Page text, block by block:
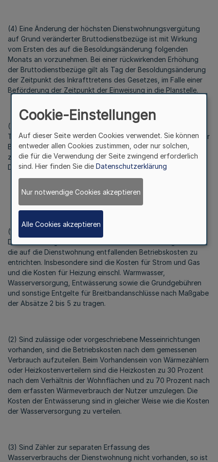
(4) Eine Änderung der höchsten Dienstwohnungsvergütung
auf Grund veränderter Bruttodienstbezüge ist mit Wirkung
vom Ersten des auf die Besoldungsänderung folgenden
Monats an vorzunehmen. Bei einer rückwirkenden Erhöhung
der Bruttodienstbezüge gilt als Tag der Besoldungsänderung
der Zeitpunkt des Inkrafttretens des Gesetzes, im Falle einer
Beförderung der Zeitpunkt der Einweisung in die Planstelle.
(5) Bei einer Herabsetzung der Bruttodienstbezüge wegen
Teilzeitarbeit, Elternzeit, Altersteilzeit oder Unterbrechung der
Bezügezahlung sind die bei einer Vollbeschäftigung
zustehenden Bezüge der Berechnung der höchsten
Dienstwohnungsvergütung zugrunde zu legen.
Betriebskosten
(1) Neben der Dienstwohnungsvergütung sind von der
Dienstwohnungsinhaberin oder dem Dienstwohnungsinhaber
die auf die Dienstwohnung entfallenden Betriebskosten zu
entrichten. Insbesondere sind die Kosten für Strom und Gas
und die Kosten für Heizung einschl. Warmwasser,
Wasserversorgung, Entwässerung sowie die Grundgebühren
und sonstige Entgelte für Breitbandanschlüsse nach Maßgabe
der Absätze 2 bis 5 zu tragen.
(2) Sind zulässige oder vorgeschriebene Messeinrichtungen
vorhanden, sind die Betriebskosten nach dem gemessenen
Verbrauch aufzuteilen. Beim Vorhandensein von Wärmezählern
oder Heizkostenverteilern sind die Heizkosten zu 30 Prozent
nach dem Verhältnis der Wohnflächen und zu 70 Prozent nach
dem erfassten Wärmeverbrauch der Nutzer umzulegen. Die
Kosten der Entwässerung sind in gleicher Weise wie die Kosten
der Wasserversorgung zu verteilen.
(3) Sind Zähler zur separaten Erfassung des
Wasserverbrauchs der Dienstwohnung nicht vorhanden, so ist
Cookie-Einstellungen
Auf dieser Seite werden Cookies verwendet. Sie können
entweder allen Cookies zustimmen, oder nur solchen,
die für die Verwendung der Seite zwingend erforderlich
sind. Hier finden Sie die Datenschutzerklärung
Nur notwendige Cookies akzeptieren
Alle Cookies akzeptieren